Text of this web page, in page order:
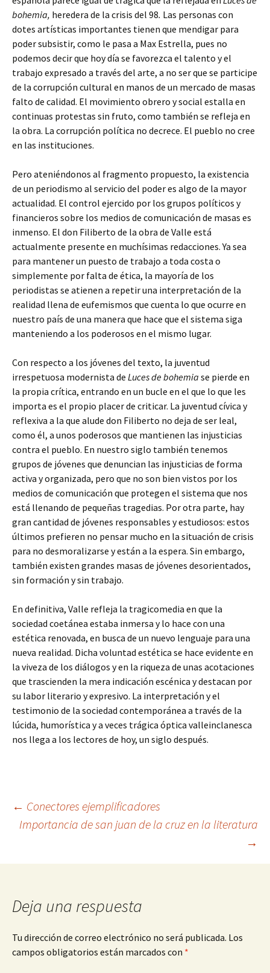
bohemia, heredera de la crisis del 98. Las personas con
dotes artísticas importantes tienen que mendigar para
poder subsistir, como le pasa a Max Estrella, pues no
podemos decir que hoy día se favorezca el talento y el
trabajo expresado a través del arte, a no ser que se participe
de la corrupción cultural en manos de un mercado de masas
falto de calidad. El movimiento obrero y social estalla en
continuas protestas sin fruto, como también se refleja en
la obra. La corrupción política no decrece. El pueblo no cree
en las instituciones.
Pero ateniéndonos al fragmento propuesto, la existencia
de un periodismo al servicio del poder es algo de la mayor
actualidad. El control ejercido por los grupos políticos y
financieros sobre los medios de comunicación de masas es
inmenso. El don Filiberto de la obra de Valle está
actualmente presente en muchísimas redacciones. Ya sea
para mantener un puesto de trabajo a toda costa o
simplemente por falta de ética, la mayoría de los
periodistas se atienen a repetir una interpretación de la
realidad llena de eufemismos que cuenta lo que ocurre en
nuestro país de una manera que hace que el sistema siga
manteniendo a los poderosos en el mismo lugar.
Con respecto a los jóvenes del texto, la juventud
irrespetuosa modernista de Luces de bohemia se pierde en
la propia crítica, entrando en un bucle en el que lo que les
importa es el propio placer de criticar. La juventud cívica y
reflexiva a la que alude don Filiberto no deja de ser leal,
como él, a unos poderosos que mantienen las injusticias
contra el pueblo. En nuestro siglo también tenemos
grupos de jóvenes que denuncian las injusticias de forma
activa y organizada, pero que no son bien vistos por los
medios de comunicación que protegen el sistema que nos
está llenando de pequeñas tragedias. Por otra parte, hay
gran cantidad de jóvenes responsables y estudiosos: estos
últimos prefieren no pensar mucho en la situación de crisis
para no desmoralizarse y están a la espera. Sin embargo,
también existen grandes masas de jóvenes desorientados,
sin formación y sin trabajo.
En definitiva, Valle refleja la tragicomedia en que la
sociedad coetánea estaba inmersa y lo hace con una
estética renovada, en busca de un nuevo lenguaje para una
nueva realidad. Dicha voluntad estética se hace evidente en
la viveza de los diálogos y en la riqueza de unas acotaciones
que trascienden la mera indicación escénica y destacan por
su labor literario y expresivo. La interpretación y el
testimonio de la sociedad contemporánea a través de la
lúcida, humorística y a veces trágica óptica valleinclanesca
nos llega a los lectores de hoy, un siglo después.
Navegación
← Conectores ejemplificadores
Importancia de san juan de la cruz en la literatura
→
Deja una respuesta
Tu dirección de correo electrónico no será publicada. Los
campos obligatorios están marcados con *